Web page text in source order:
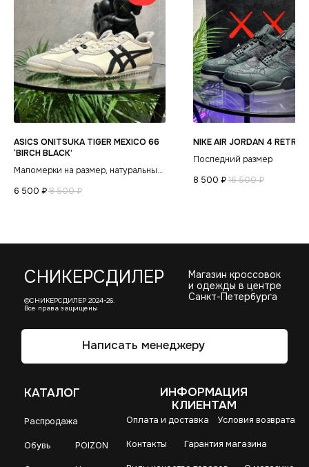
ASICS ONITSUKA TIGER MEXICO 66
‘BIRCH BLACK’
Маломерки на размер, натуральные
6 500 ₽8 500₽
NIKE AIR JORDAN 4 RETRO
Последний размер
8 500 ₽16 500₽